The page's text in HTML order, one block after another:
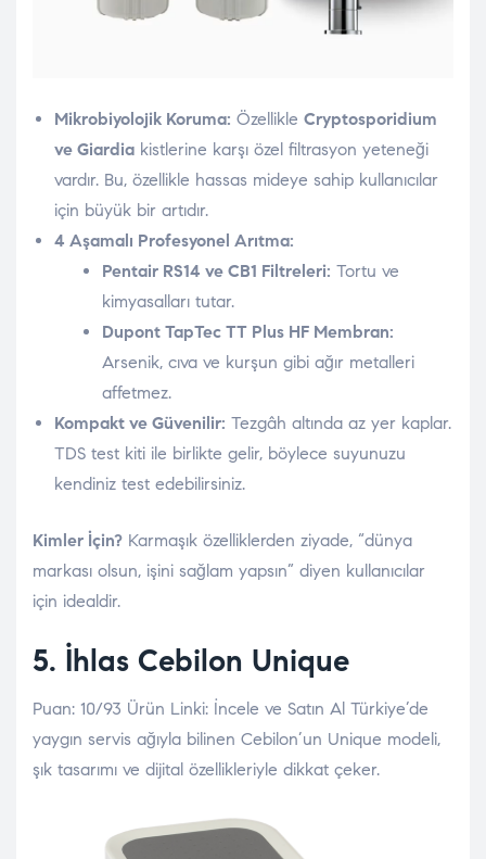
Mikrobiyolojik Koruma: Özellikle Cryptosporidium
ve Giardia kistlerine karşı özel filtrasyon yeteneği
vardır. Bu, özellikle hassas mideye sahip kullanıcılar
için büyük bir artıdır.
4 Aşamalı Profesyonel Arıtma:
Pentair RS14 ve CB1 Filtreleri: Tortu ve
kimyasalları tutar.
Dupont TapTec TT Plus HF Membran:
Arsenik, cıva ve kurşun gibi ağır metalleri
affetmez.
Kompakt ve Güvenilir: Tezgâh altında az yer kaplar.
TDS test kiti ile birlikte gelir, böylece suyunuzu
kendiniz test edebilirsiniz.
Kimler İçin? Karmaşık özelliklerden ziyade, “dünya
markası olsun, işini sağlam yapsın” diyen kullanıcılar
için idealdir.
5. İhlas Cebilon Unique
Puan: 10/93 Ürün Linki: İncele ve Satın Al Türkiye’de
yaygın servis ağıyla bilinen Cebilon’un Unique modeli,
şık tasarımı ve dijital özellikleriyle dikkat çeker.